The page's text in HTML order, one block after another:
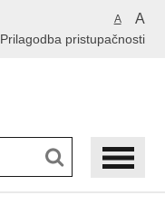
A A
Prilagodba pristupačnosti